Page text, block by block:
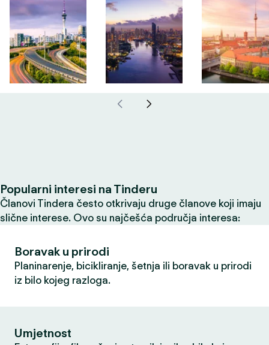
Popularni interesi na Tinderu
Članovi Tindera često otkrivaju druge članove koji imaju
slične interese. Ovo su najčešća područja interesa:
Boravak u prirodi
Planinarenje, bicikliranje, šetnja ili boravak u prirodi
iz bilo kojeg razloga.
Umjetnost